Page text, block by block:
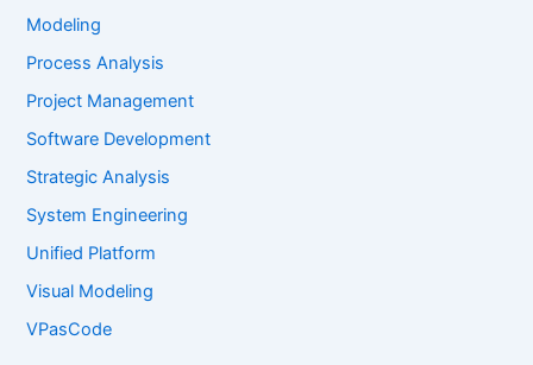
Modeling
Process Analysis
Project Management
Software Development
Strategic Analysis
System Engineering
Unified Platform
Visual Modeling
VPasCode